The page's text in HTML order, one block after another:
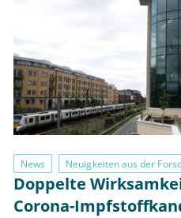
News Neuigkeiten aus der
Doppelte
Corona-